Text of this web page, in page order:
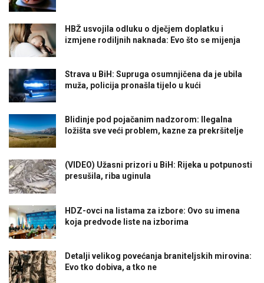
HBŽ usvojila odluku o dječjem doplatku i
izmjene rodiljnih naknada: Evo što se mijenja
Strava u BiH: Supruga osumnjičena da je ubila
muža, policija pronašla tijelo u kući
Blidinje pod pojačanim nadzorom: Ilegalna
ložišta sve veći problem, kazne za prekršitelje
(VIDEO) Užasni prizori u BiH: Rijeka u potpunosti
presušila, riba uginula
HDZ-ovci na listama za izbore: Ovo su imena
koja predvode liste na izborima
Detalji velikog povećanja braniteljskih mirovina:
Evo tko dobiva, a tko ne